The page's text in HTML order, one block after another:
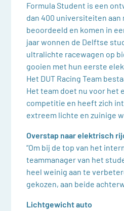
Formula Student is een
dan 400 universiteiten
beoordeeld en komen in
jaar wonnen de Delftse
ultralichte racewagen op
gooien met hun eerste
Het DUT Racing Team
Het team doet nu voor het
competitie en heeft zich
extreem lichte en zuinige
Overstap naar elektrisch
“Om bij de top van het
teammanager van het
heel weinig aan te
gekozen, aan beide
Lichtgewicht auto